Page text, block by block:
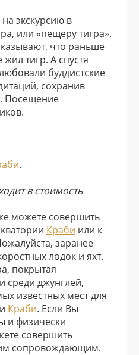
экскурсию в
, или «пещеру тигра».
что раньше
тигр. А спустя
буддистские
сохранив
Посещение
.
в стоимость
можете совершить
Краби или к
заранее
лодок и яхт.
покрытая
среди джунглей,
известных мест для
Краби. Если Вы
и физически
совершить
сопровождающим.